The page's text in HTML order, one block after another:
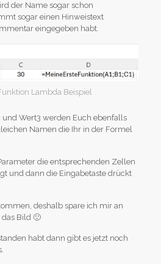
der Name sogar schon
sogar einen Hinweistext
eingegeben habt.
Lambda Beispiel
und Wert3 werden Euch ebenfalls
Namen die Ihr in der Formel
die entsprechenden Zellen
und dann die Eingabetaste drückt
deshalb spare ich mir an
Bild 🙂
habt dann gibt es jetzt noch